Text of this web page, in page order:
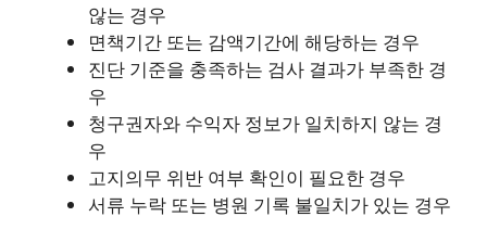
않는 경우
면책기간 또는 감액기간에 해당하는 경우
진단 기준을 충족하는 검사 결과가 부족한 경
우
청구권자와 수익자 정보가 일치하지 않는 경
우
고지의무 위반 여부 확인이 필요한 경우
서류 누락 또는 병원 기록 불일치가 있는 경우